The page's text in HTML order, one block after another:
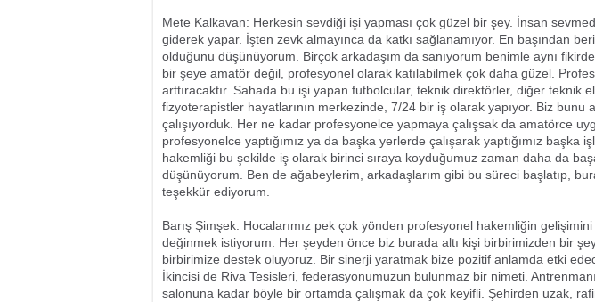
Mete Kalkavan: Herkesin sevdiği işi yapması çok güzel bir şey. İnsan
giderek yapar. İşten zevk almayınca da katkı sağlanamıyor. En başından
olduğunu düşünüyorum. Birçok arkadaşım da sanıyorum benimle aynı
bir şeye amatör değil, profesyonel olarak katılabilmek çok daha güzel.
arttıracaktır. Sahada bu işi yapan futbolcular, teknik direktörler, diğer teknik
fizyoterapistler hayatlarının merkezinde, 7/24 bir iş olarak yapıyor. Biz bunu
çalışıyorduk. Her ne kadar profesyonelce yapmaya çalışsak da amatörce
profesyonelce yaptığımız ya da başka yerlerde çalışarak yaptığımız başka
hakemliği bu şekilde iş olarak birinci sıraya koyduğumuz zaman daha da
düşünüyorum. Ben de ağabeylerim, arkadaşlarım gibi bu süreci başlatıp,
teşekkür ediyorum.
Barış Şimşek: Hocalarımız pek çok yönden profesyonel hakemliğin
değinmek istiyorum. Her şeyden önce biz burada altı kişi birbirimizden bir
birbirimize destek oluyoruz. Bir sinerji yaratmak bize pozitif anlamda etki
İkincisi de Riva Tesisleri, federasyonumuzun bulunmaz bir nimeti.
salonuna kadar böyle bir ortamda çalışmak da çok keyifli. Şehirden uzak,